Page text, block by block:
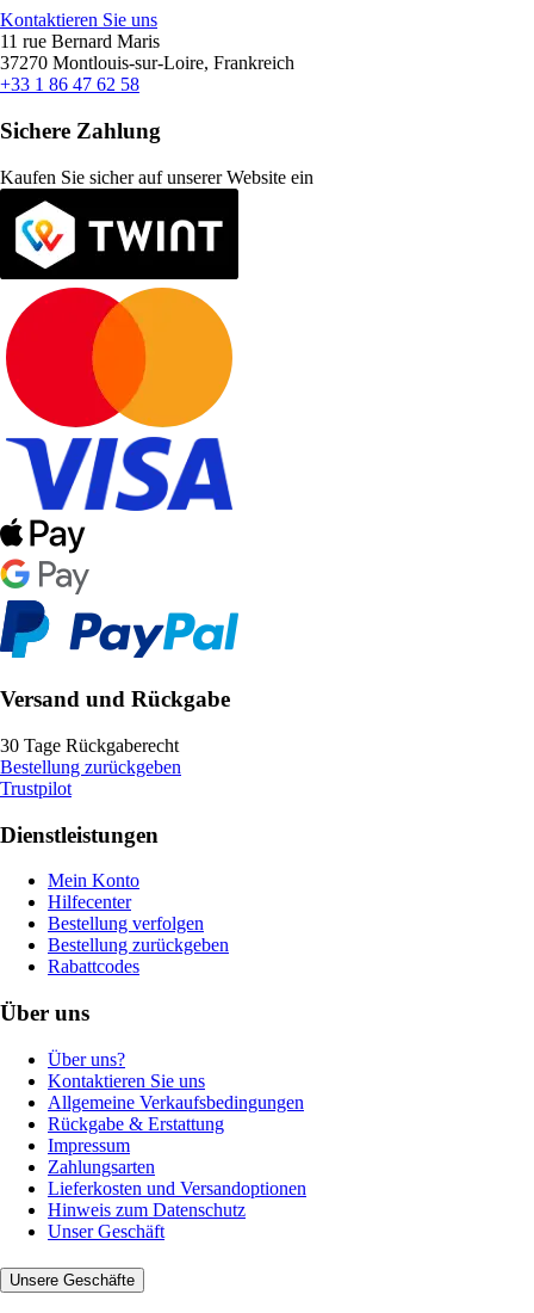
Kontaktieren Sie uns
11 rue Bernard Maris
37270 Montlouis-sur-Loire, Frankreich
+33 1 86 47 62 58
Sichere Zahlung
Kaufen Sie sicher auf unserer Website ein
Versand und Rückgabe
30 Tage Rückgaberecht
Bestellung zurückgeben
Trustpilot
Dienstleistungen
Mein Konto
Hilfecenter
Bestellung verfolgen
Bestellung zurückgeben
Rabattcodes
Über uns
Über uns?
Kontaktieren Sie uns
Allgemeine Verkaufsbedingungen
Rückgabe & Erstattung
Impressum
Zahlungsarten
Lieferkosten und Versandoptionen
Hinweis zum Datenschutz
Unser Geschäft
Unsere Geschäfte